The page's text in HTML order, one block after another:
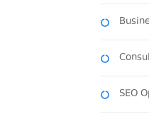
SEO